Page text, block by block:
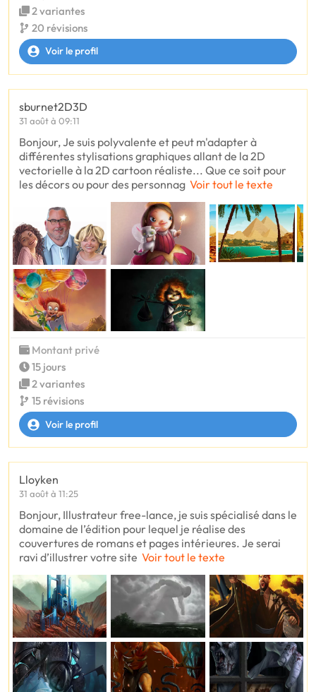
2 variantes
20 révisions
Voir le profil
sburnet2D3D
31 août à 09:11
Bonjour, Je suis polyvalente et peut m'adapter à
différentes stylisations graphiques allant de la 2D
vectorielle à la 2D cartoon réaliste... Que ce soit pour
les décors ou pour des personnag Voir tout le texte
Montant privé
15 jours
2 variantes
15 révisions
Voir le profil
Lloyken
31 août à 11:25
Bonjour, Illustrateur free-lance, je suis spécialisé dans le
domaine de l’édition pour lequel je réalise des
couvertures de romans et pages intérieures. Je serai
ravi d’illustrer votre site Voir tout le texte